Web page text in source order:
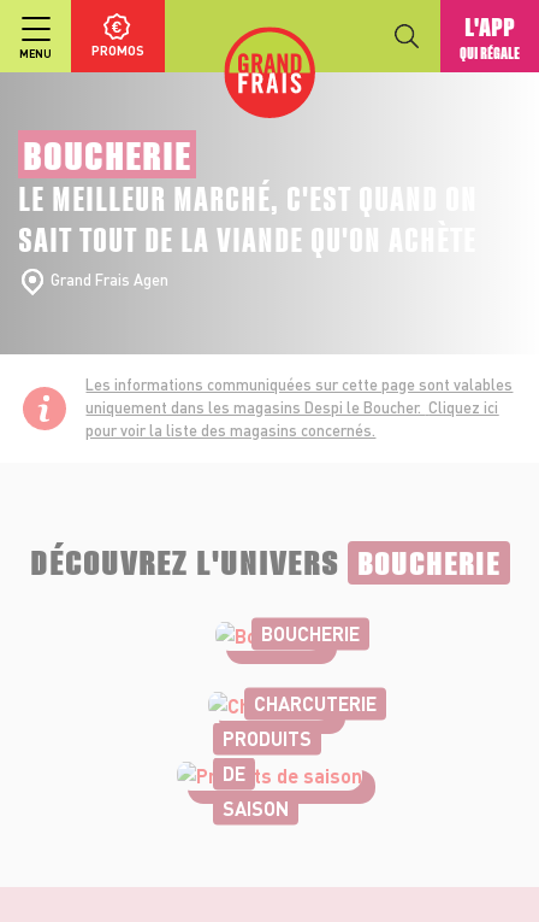
MENU PROMOS
L'APP
QUI RÉGALE
BOUCHERIE
LE MEILLEUR MARCHÉ, C'EST QUAND ON
SAIT TOUT DE LA VIANDE QU'ON ACHÈTE
Grand Frais Agen
Les informations communiquées sur cette page sont valables
uniquement dans les magasins Despi le Boucher. Cliquez ici
pour voir la liste des magasins concernés.
DÉCOUVREZ L'UNIVERS BOUCHERIE
BOUCHERIE
CHARCUTERIE
PRODUITS
DE
SAISON